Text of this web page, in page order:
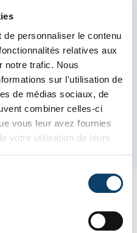
personnaliser le contenu
relatives aux
notre trafic. Nous
sur l'utilisation de
de médias sociaux, de
combiner celles-ci
vous leur avez fournies
votre utilisation de leurs
des cours et
tout au long